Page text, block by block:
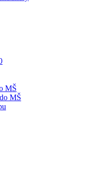
MŠ
MŠ